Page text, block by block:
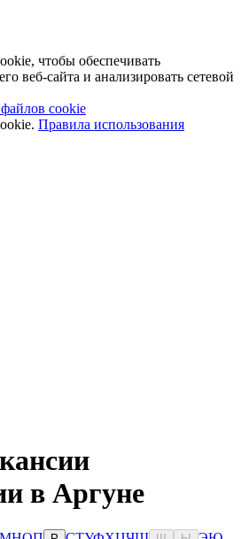
чтобы обеспечивать
веб-сайта и анализировать сетевой
cookie
Правила использования
в Аргуне